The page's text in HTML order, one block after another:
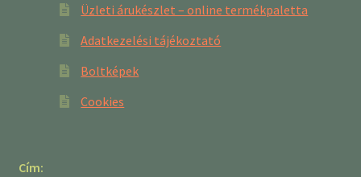
Üzleti árukészlet – online termékpaletta
Adatkezelési tájékoztató
Boltképek
Cookies
Cím: